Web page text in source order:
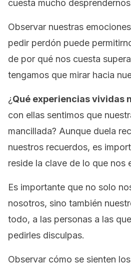
cuesta mucho
Observar nuestras
pedir perdón puede
de por qué nos cuesta
tengamos que mirar hacia
¿Qué experiencias vividas
con ellas sentimos que
mancillada? Aunque duela
nuestros recuerdos, es
reside la clave de lo que nos
Es importante que no solo
nosotros, sino también
todo, a las personas a las
pedirles disculpas.
Observar cómo se sienten